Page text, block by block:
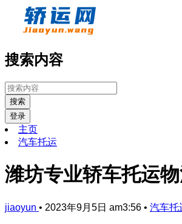
搜索内容
搜索
登录
主页
汽车托运
潍坊专业轿车托运
jiaoyun • 2023年9月5日 am3:56 • 汽车托